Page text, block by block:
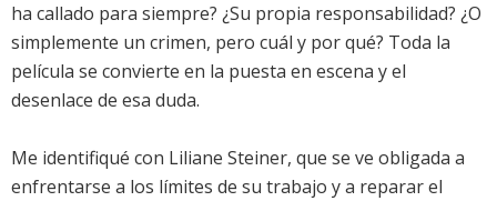
ha callado para siempre? ¿Su propia responsabilidad? ¿O
simplemente un crimen, pero cuál y por qué? Toda la
película se convierte en la puesta en escena y el
desenlace de esa duda.
Me identifiqué con Liliane Steiner, que se ve obligada a
enfrentarse a los límites de su trabajo y a reparar el